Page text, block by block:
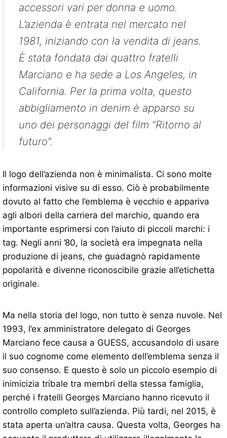
accessori vari per donna e uomo.
L’azienda è entrata nel mercato nel
1981, iniziando con la vendita di jeans.
È stata fondata dai quattro fratelli
Marciano e ha sede a Los Angeles, in
California. Per la prima volta, questo
abbigliamento in denim è apparso su
uno dei personaggi del film “Ritorno al
futuro”.
Il logo dell’azienda non è minimalista. Ci sono molte
informazioni visive su di esso. Ciò è probabilmente
dovuto al fatto che l’emblema è vecchio e appariva
agli albori della carriera del marchio, quando era
importante esprimersi con l’aiuto di piccoli marchi: i
tag. Negli anni ’80, la società era impegnata nella
produzione di jeans, che guadagnò rapidamente
popolarità e divenne riconoscibile grazie all’etichetta
originale.
Ma nella storia del logo, non tutto è senza nuvole. Nel
1993, l’ex amministratore delegato di Georges
Marciano fece causa a GUESS, accusandolo di usare
il suo cognome come elemento dell’emblema senza il
suo consenso. E questo è solo un piccolo esempio di
inimicizia tribale tra membri della stessa famiglia,
perché i fratelli Georges Marciano hanno ricevuto il
controllo completo sull’azienda. Più tardi, nel 2015, è
stata aperta un’altra causa. Questa volta, Georges ha